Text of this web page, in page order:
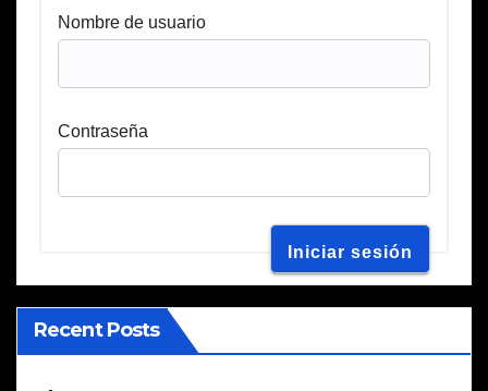
Nombre de usuario
Contraseña
Recent Posts